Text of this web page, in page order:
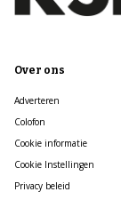
Over ons
Adverteren
Colofon
Cookie informatie
Cookie Instellingen
Privacy beleid